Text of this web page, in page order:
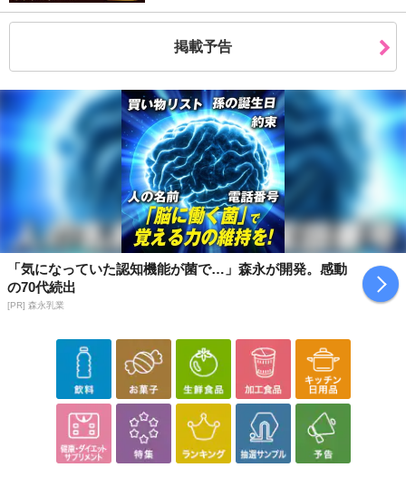
掲載予告
「気になっていた認知機能が菌で…」森永が開発。感動
の70代続出
[PR] 森永乳業